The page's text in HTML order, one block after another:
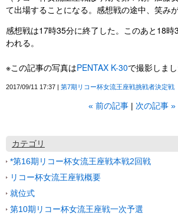
て出場することになる。感想戦の途中、笑みが
感想戦は17時35分に終了した。このあと18
われる。
※この記事の写真はPENTAX K-30で撮影しまし
2017/09/11 17:37 第7期リコー杯女流王座戦挑戦者決定戦
« 前の記事 次の記事 »
カテゴリ
*第16期リコー杯女流王座戦本戦2回戦
リコー杯女流王座戦概要
就位式
第10期リコー杯女流王座戦一次予選